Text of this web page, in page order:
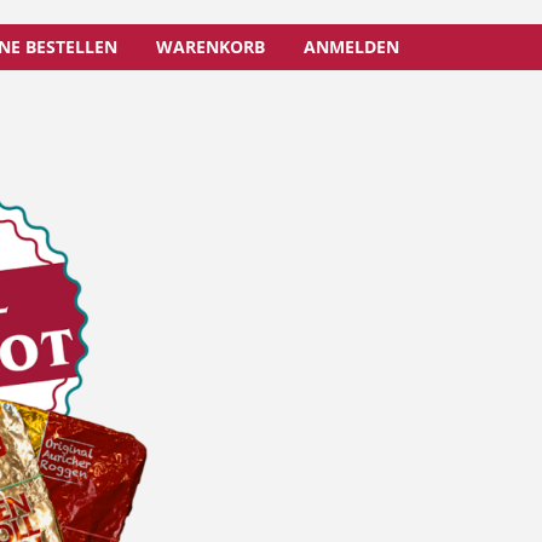
BESTELLEN WARENKORB ANMELDEN